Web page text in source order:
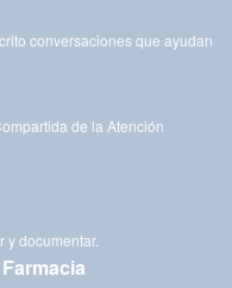
conversaciones que ayudan
de la Atención
y documentar.